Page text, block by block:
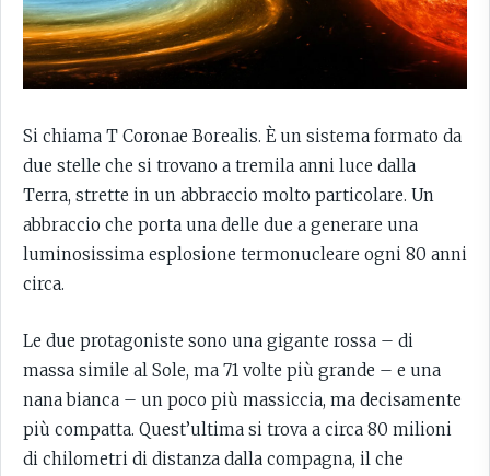
Si chiama T Coronae Borealis. È un sistema formato da
due stelle che si trovano a tremila anni luce dalla
Terra, strette in un abbraccio molto particolare. Un
abbraccio che porta una delle due a generare una
luminosissima esplosione termonucleare ogni 80 anni
circa.
Le due protagoniste sono una gigante rossa – di
massa simile al Sole, ma 71 volte più grande – e una
nana bianca – un poco più massiccia, ma decisamente
più compatta. Quest’ultima si trova a circa 80 milioni
di chilometri di distanza dalla compagna, il che